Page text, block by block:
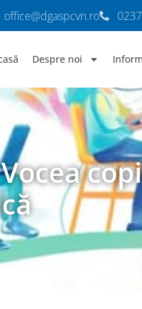
office@dgaspcvn.ro
Despre noi